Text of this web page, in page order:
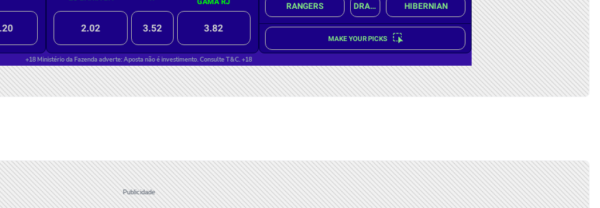
Publicidade